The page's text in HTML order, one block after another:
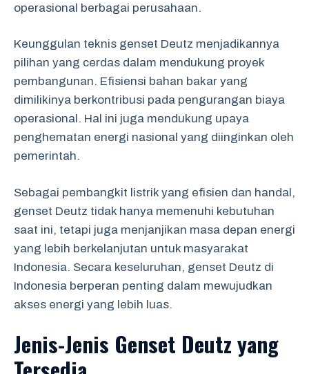
operasional berbagai perusahaan.
Keunggulan teknis genset Deutz menjadikannya
pilihan yang cerdas dalam mendukung proyek
pembangunan. Efisiensi bahan bakar yang
dimilikinya berkontribusi pada pengurangan biaya
operasional. Hal ini juga mendukung upaya
penghematan energi nasional yang diinginkan oleh
pemerintah.
Sebagai pembangkit listrik yang efisien dan handal,
genset Deutz tidak hanya memenuhi kebutuhan
saat ini, tetapi juga menjanjikan masa depan energi
yang lebih berkelanjutan untuk masyarakat
Indonesia. Secara keseluruhan, genset Deutz di
Indonesia berperan penting dalam mewujudkan
akses energi yang lebih luas.
Jenis-Jenis Genset Deutz yang